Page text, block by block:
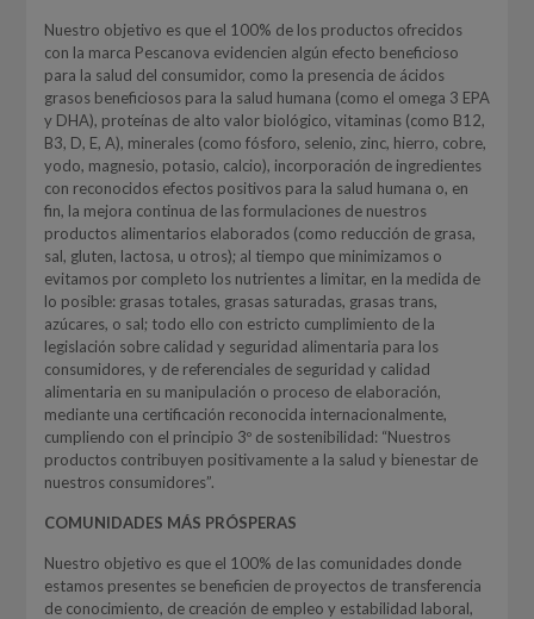
Nuestro objetivo es que el 100% de los productos ofrecidos
con la marca Pescanova evidencien algún efecto beneficioso
para la salud del consumidor, como la presencia de ácidos
grasos beneficiosos para la salud humana (como el omega 3 EPA
y DHA), proteínas de alto valor biológico, vitaminas (como B12,
B3, D, E, A), minerales (como fósforo, selenio, zinc, hierro, cobre,
yodo, magnesio, potasio, calcio), incorporación de ingredientes
con reconocidos efectos positivos para la salud humana o, en
fin, la mejora continua de las formulaciones de nuestros
productos alimentarios elaborados (como reducción de grasa,
sal, gluten, lactosa, u otros); al tiempo que minimizamos o
evitamos por completo los nutrientes a limitar, en la medida de
lo posible: grasas totales, grasas saturadas, grasas trans,
azúcares, o sal; todo ello con estricto cumplimiento de la
legislación sobre calidad y seguridad alimentaria para los
consumidores, y de referenciales de seguridad y calidad
alimentaria en su manipulación o proceso de elaboración,
mediante una certificación reconocida internacionalmente,
cumpliendo con el principio 3º de sostenibilidad: “Nuestros
productos contribuyen positivamente a la salud y bienestar de
nuestros consumidores”.
COMUNIDADES MÁS PRÓSPERAS
Nuestro objetivo es que el 100% de las comunidades donde
estamos presentes se beneficien de proyectos de transferencia
de conocimiento, de creación de empleo y estabilidad laboral,